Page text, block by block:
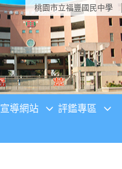
桃園市立福豐國民中學
宣導網站 評鑑專區